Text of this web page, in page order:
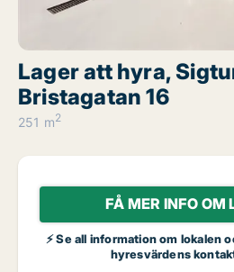
Lager att hyra,
Bristagatan 16
251 m2
FÅ MER INFO OM
⚡ Se all information om lokalen
hyresvärdens